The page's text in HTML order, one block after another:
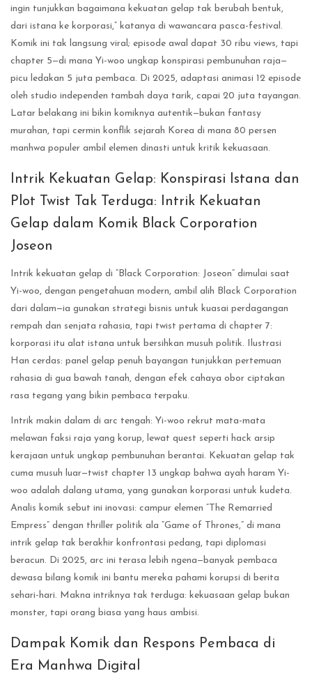
ingin tunjukkan bagaimana kekuatan gelap tak berubah bentuk,
dari istana ke korporasi,” katanya di wawancara pasca-festival.
Komik ini tak langsung viral; episode awal dapat 30 ribu views, tapi
chapter 5—di mana Yi-woo ungkap konspirasi pembunuhan raja—
picu ledakan 5 juta pembaca. Di 2025, adaptasi animasi 12 episode
oleh studio independen tambah daya tarik, capai 20 juta tayangan.
Latar belakang ini bikin komiknya autentik—bukan fantasy
murahan, tapi cermin konflik sejarah Korea di mana 80 persen
manhwa populer ambil elemen dinasti untuk kritik kekuasaan.
Intrik Kekuatan Gelap: Konspirasi Istana dan
Plot Twist Tak Terduga: Intrik Kekuatan
Gelap dalam Komik Black Corporation
Joseon
Intrik kekuatan gelap di “Black Corporation: Joseon” dimulai saat
Yi-woo, dengan pengetahuan modern, ambil alih Black Corporation
dari dalam—ia gunakan strategi bisnis untuk kuasai perdagangan
rempah dan senjata rahasia, tapi twist pertama di chapter 7:
korporasi itu alat istana untuk bersihkan musuh politik. Ilustrasi
Han cerdas: panel gelap penuh bayangan tunjukkan pertemuan
rahasia di gua bawah tanah, dengan efek cahaya obor ciptakan
rasa tegang yang bikin pembaca terpaku.
Intrik makin dalam di arc tengah: Yi-woo rekrut mata-mata
melawan faksi raja yang korup, lewat quest seperti hack arsip
kerajaan untuk ungkap pembunuhan berantai. Kekuatan gelap tak
cuma musuh luar—twist chapter 13 ungkap bahwa ayah haram Yi-
woo adalah dalang utama, yang gunakan korporasi untuk kudeta.
Analis komik sebut ini inovasi: campur elemen “The Remarried
Empress” dengan thriller politik ala “Game of Thrones,” di mana
intrik gelap tak berakhir konfrontasi pedang, tapi diplomasi
beracun. Di 2025, arc ini terasa lebih ngena—banyak pembaca
dewasa bilang komik ini bantu mereka pahami korupsi di berita
sehari-hari. Makna intriknya tak terduga: kekuasaan gelap bukan
monster, tapi orang biasa yang haus ambisi.
Dampak Komik dan Respons Pembaca di
Era Manhwa Digital